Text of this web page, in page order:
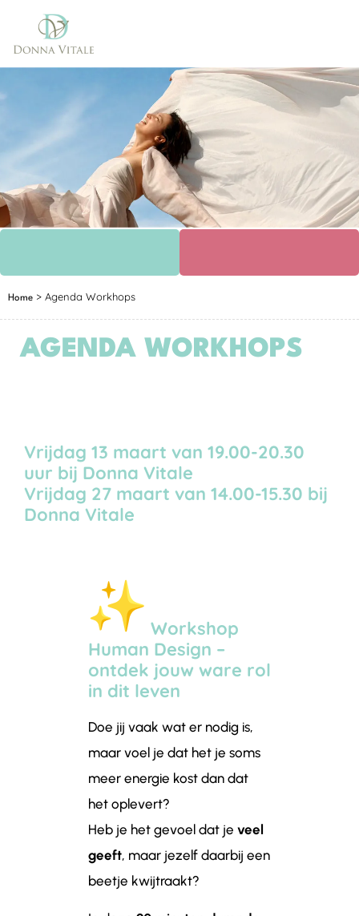
Home > Agenda Workhops
AGENDA WORKHOPS
Vrijdag 13 maart van 19.00-20.30
uur bij Donna Vitale
Vrijdag 27 maart van 14.00-15.30 bij
Donna Vitale
Workshop
Human Design –
ontdek jouw ware rol
in dit leven
Doe jij vaak wat er nodig is,
maar voel je dat het je soms
meer energie kost dan dat
het oplevert?
Heb je het gevoel dat je veel
geeft, maar jezelf daarbij een
beetje kwijtraakt?